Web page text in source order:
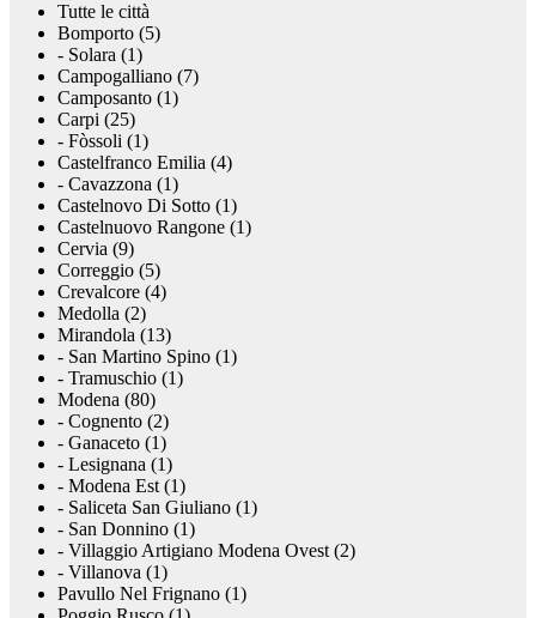
Tutte le città
Bomporto (5)
- Solara (1)
Campogalliano (7)
Camposanto (1)
Carpi (25)
- Fòssoli (1)
Castelfranco Emilia (4)
- Cavazzona (1)
Castelnovo Di Sotto (1)
Castelnuovo Rangone (1)
Cervia (9)
Correggio (5)
Crevalcore (4)
Medolla (2)
Mirandola (13)
- San Martino Spino (1)
- Tramuschio (1)
Modena (80)
- Cognento (2)
- Ganaceto (1)
- Lesignana (1)
- Modena Est (1)
- Saliceta San Giuliano (1)
- San Donnino (1)
- Villaggio Artigiano Modena Ovest (2)
- Villanova (1)
Pavullo Nel Frignano (1)